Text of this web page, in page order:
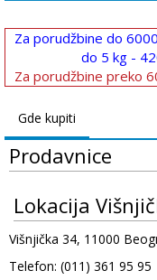
Za porudžbine do
do 5 kg -
Za porudžbine preko
Gde kupiti
Prodavnice
Lokacija
Višnjička 34, 11000
Telefon: (011) 361 95 95